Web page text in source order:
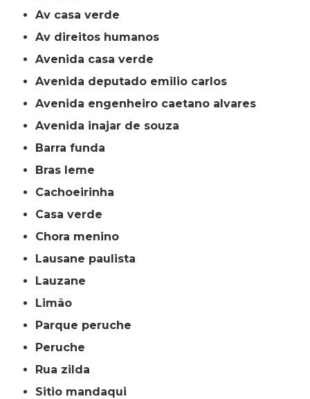
av casa verde
av direitos humanos
avenida casa verde
avenida deputado emilio carlos
avenida engenheiro caetano alvares
avenida inajar de souza
barra funda
bras leme
cachoeirinha
casa verde
chora menino
lausane paulista
lauzane
limão
parque peruche
peruche
rua zilda
sitio mandaqui